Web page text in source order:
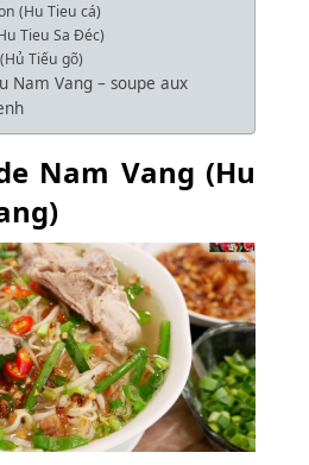
(Hu Tieu cá)
Tieu Sa Đéc)
Tiếu gõ)
Nam Vang – soupe aux
Nam Vang (Hu